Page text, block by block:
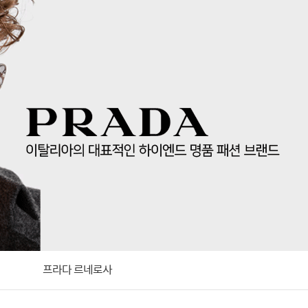
프라다 르네로사